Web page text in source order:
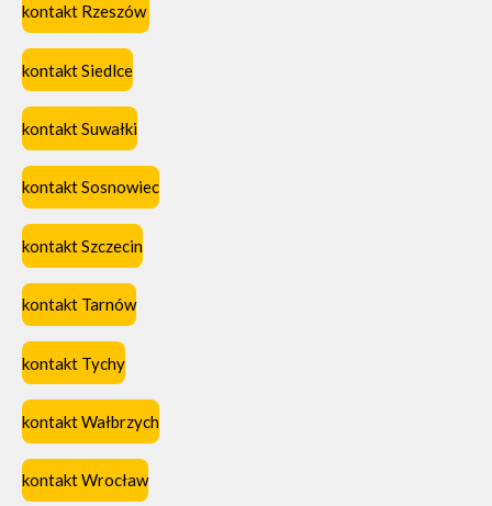
kontakt Rzeszów
kontakt Siedlce
kontakt Suwałki
kontakt Sosnowiec
kontakt Szczecin
kontakt Tarnów
kontakt Tychy
kontakt Wałbrzych
kontakt Wrocław